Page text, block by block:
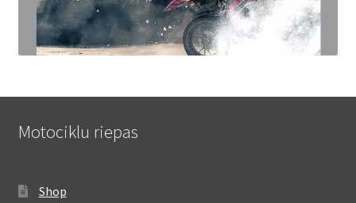
Motociklu riepas
Shop